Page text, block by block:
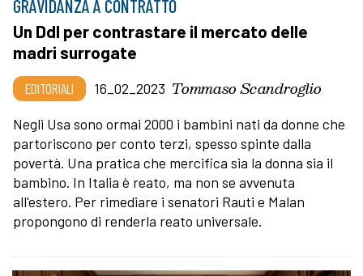
GRAVIDANZA A CONTRATTO
Un Ddl per contrastare il mercato delle
madri surrogate
EDITORIALI 16_02_2023 Tommaso Scandroglio
Negli Usa sono ormai 2000 i bambini nati da donne che
partoriscono per conto terzi, spesso spinte dalla
povertà. Una pratica che mercifica sia la donna sia il
bambino. In Italia è reato, ma non se avvenuta
all'estero. Per rimediare i senatori Rauti e Malan
propongono di renderla reato universale.